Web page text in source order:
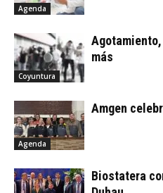
Agenda
Coyuntura
más
Agenda
Amgen
Biostatera